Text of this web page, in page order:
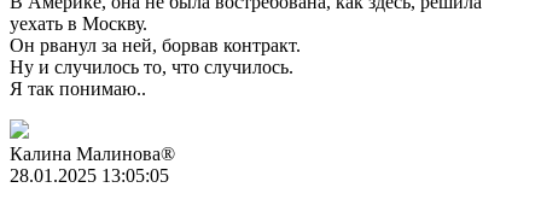
уехать в Москву.
Он рванул за ней, борвав контракт.
Ну и случилось то, что случилось.
Я так понимаю..
Калина Малиновa®
28.01.2025 13:05:05